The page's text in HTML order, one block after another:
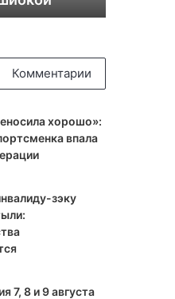
Комментарии
хорошо»:
впала
зэку
7, 8 и 9 августа